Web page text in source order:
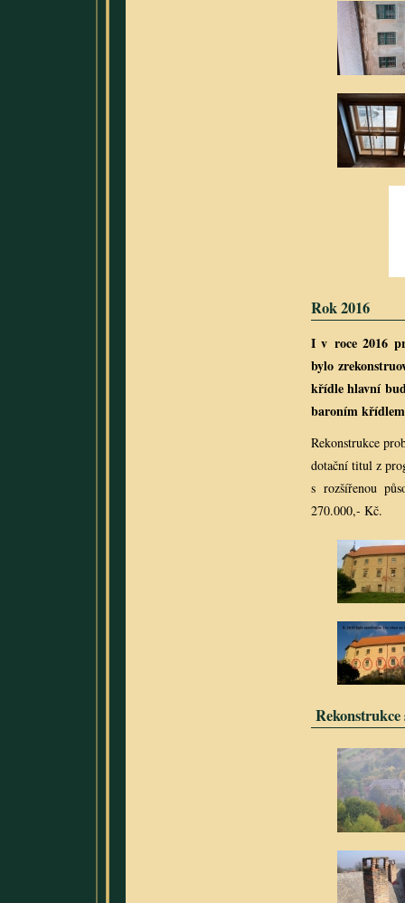
Rok 2016
I v roce 2016
bylo
křídle hlavní
baroním
Rekonstrukce
dotační titul z
s rozšířenou
270.000,- Kč.